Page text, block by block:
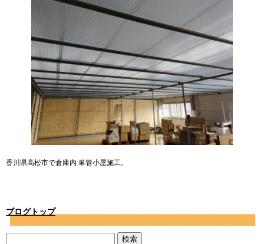
香川県高松市で倉庫内 単管小屋施工。
ブログトップ